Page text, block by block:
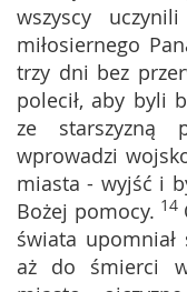
wszyscy
miłosiernego
trzy dni bez
polecił, aby byli
ze starszyzną
wprowadzi
miasta - wyjść i
Bożej pomocy. 14
świata upomniał
aż do śmierci